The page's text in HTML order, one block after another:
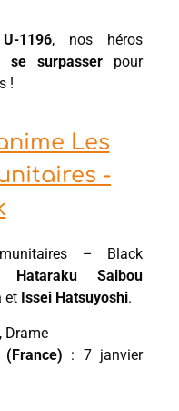
1196, nos héros
se surpasserpour
!
Les
-
– Black
Saibou
et Issei Hatsuyoshi.
Drame
: 7 janvier